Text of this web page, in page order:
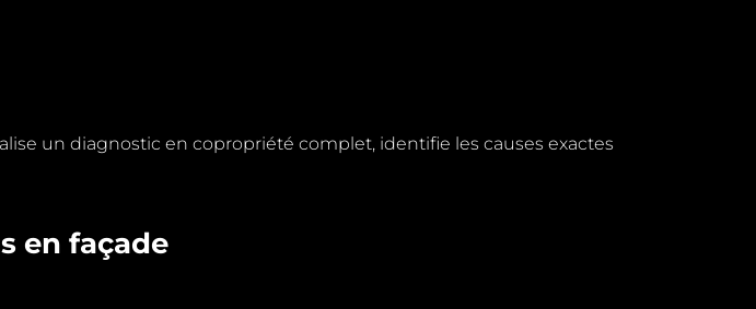
un diagnostic en copropriété complet, identifie les causes exactes
en façade